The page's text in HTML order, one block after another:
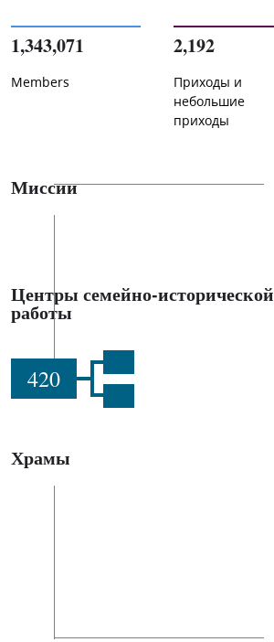
1,343,071
Members
2,192
Приходы и
небольшие
приходы
Миссии
Центры семейно-исторической
работы
420
Храмы